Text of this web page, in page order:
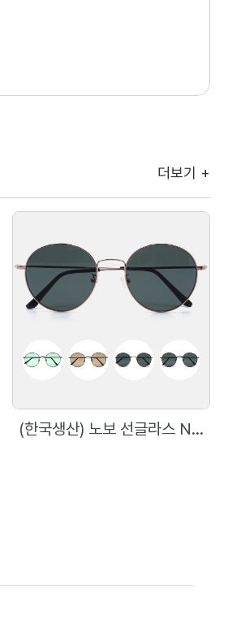
더보기 +
(한국생산) 노보 선글라스 N5001 54사이즈 메탈 원형 선글라스